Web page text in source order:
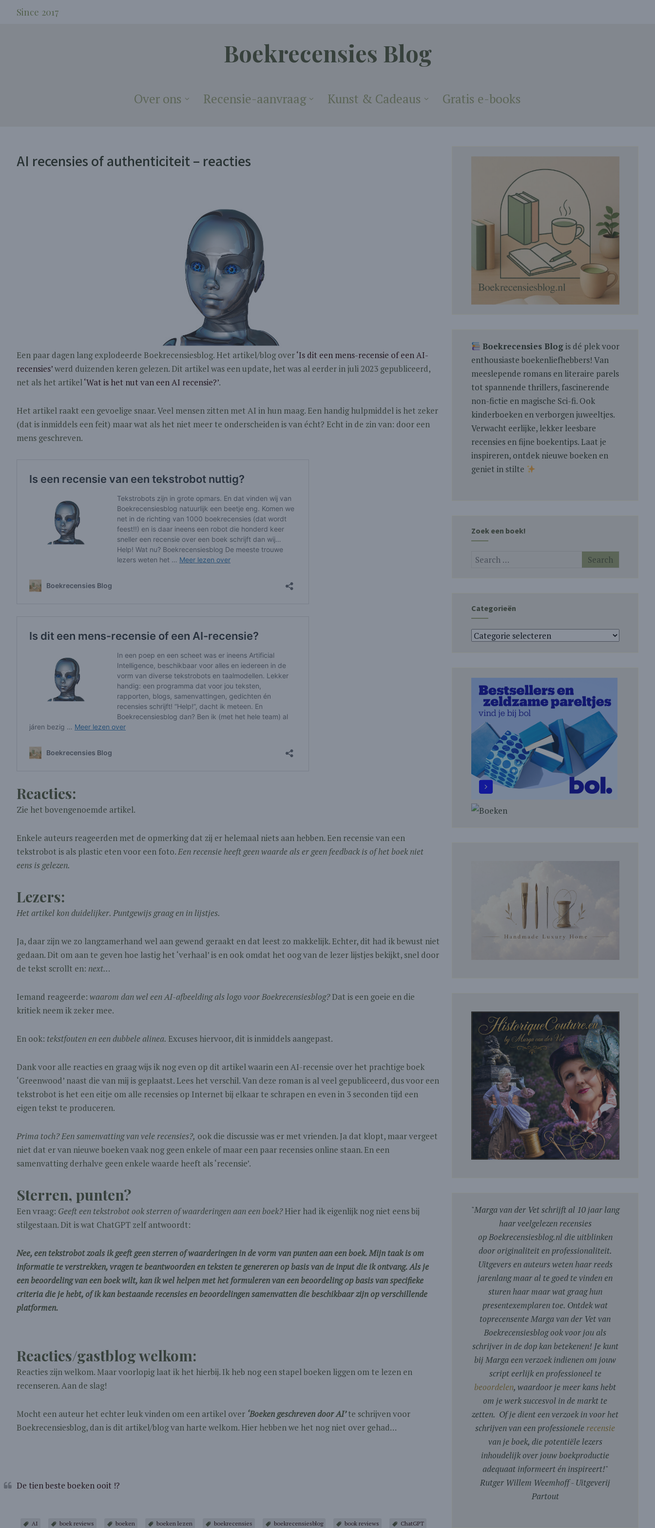
Since 2017
Boekrecensies Blog
Over ons Recensie-aanvraag Kunst & Cadeaus Gratis e-books
AI recensies of authenticiteit – reacties
Een paar dagen lang explodeerde Boekrecensiesblog. Het artikel/blog over‘Is dit een mens-recensie of een AI-
recensies’werd duizenden keren gelezen. Dit artikel was een update, het was al eerder in juli 2023 gepubliceerd,
net als het artikel‘Wat is het nut van een AI recensie?’.
Het artikel raakt een gevoelige snaar. Veel mensen zitten met AI in hun maag. Een handig hulpmiddel is het zeker
(dat is inmiddels een feit) maar wat als het niet meer te onderscheiden is van écht? Echt in de zin van: door een
mens geschreven.
Reacties:
Zie het bovengenoemde artikel.
Enkele auteurs reageerden met de opmerking dat zij er helemaal niets aan hebben. Een recensie van een
tekstrobot is als plastic eten voor een foto.Een recensie heeft geen waarde als er geen feedback is of het boek niet
eens is gelezen.
Lezers:
Het artikel kon duidelijker. Puntgewijs graag en in lijstjes.
Ja, daar zijn we zo langzamerhand wel aan gewend geraakt en dat leest zo makkelijk. Echter, dit had ik bewust niet
gedaan. Dit om aan te geven hoe lastig het ‘verhaal’ is en ook omdat het oog van de lezer lijstjes bekijkt, snel door
de tekst scrollt en: next...
Iemand reageerde: waarom dan wel een AI-afbeelding als logo voor Boekrecensiesblog?Dat is een goeie en die
kritiek neem ik zeker mee.
En ook: tekstfouten en een dubbele alinea. Excuses hiervoor, dit is inmiddels aangepast.
Dank voor alle reacties en graag wijs ik nog even op dit artikel waarin een AI-recensie over het prachtige boek
‘Greenwood’ naast die van mij is geplaatst. Lees het verschil. Van deze roman is al veel gepubliceerd, dus voor een
tekstrobot is het een eitje om alle recensies op Internet bij elkaar te schrapen en even in 3 seconden tijd een
eigen tekst te produceren.
Prima toch? Een samenvatting van vele recensies?, ook die discussie was er met vrienden. Ja dat klopt, maar vergeet
niet dat er van nieuwe boeken vaak nog geen enkele of maar een paar recensies online staan. En een
samenvatting derhalve geen enkele waarde heeft als ‘recensie’.
Sterren, punten?
Een vraag: Geeft een tekstrobot ook sterren of waarderingen aan een boek?Hier had ik eigenlijk nog niet eens bij
stilgestaan. Dit is wat ChatGPT zelf antwoordt:
Nee, een tekstrobot zoals ik geeft geen sterren of waarderingen in de vorm van punten aan een boek. Mijn taak is om
informatie te verstrekken, vragen te beantwoorden en teksten te genereren op basis van de input die ik ontvang. Als je
een beoordeling van een boek wilt, kan ik wel helpen met het formuleren van een beoordeling op basis van specifieke
criteria die je hebt, of ik kan bestaande recensies en beoordelingen samenvatten die beschikbaar zijn op verschillende
platformen.
Reacties/gastblog welkom:
Reacties zijn welkom. Maar voorlopig laat ik het hierbij. Ik heb nog een stapel boeken liggen om te lezen en
recenseren. Aan de slag!
Mocht een auteur het echter leuk vinden om een artikel over ‘Boeken geschreven door AI’te schrijven voor
Boekrecensiesblog, dan is dit artikel/blog van harte welkom. Hier hebben we het nog niet over gehad…
De tien beste boeken ooit !?
AI boek reviews boeken boeken lezen boekrecensies boekrecensiesblog book reviews ChatGPT
Boekrecensies Blogis dé plek voor
enthousiaste boekenliefhebbers! Van
meeslepende romans en literaire parels
tot spannende thrillers, fascinerende
non-fictie en magische Sci-fi. Ook
kinderboeken en verborgen juweeltjes.
Verwacht eerlijke, lekker leesbare
recensies en fijne boekentips. Laat je
inspireren, ontdek nieuwe boeken en
geniet in stilte
Zoek een boek!
Categorieën
Categorieën
"Marga van der Vet schrijft al 10 jaar lang
haar veelgelezen recensies
op Boekrecensiesblog.nl die uitblinken
door originaliteit en professionaliteit.
Uitgevers en auteurs weten haar reeds
jarenlang maar al te goed te vinden en
sturen haar maar wat graag hun
presentexemplaren toe. Ontdek wat
toprecensente Marga van der Vet van
Boekrecensiesblog ook voor jou als
schrijver in de dop kan betekenen! Je kunt
bij Marga een verzoek indienen om jouw
script eerlijk en professioneel te
beoordelen, waardoor je meer kans hebt
om je werk succesvol in de markt te
zetten. Of je dient een verzoek in voor het
schrijven van een professionele recensie
van je boek, die potentiële lezers
inhoudelijk over jouw boekproductie
adequaat informeert én inspireert!"
Rutger Willem Weemhoff - Uitgeverij
Partout